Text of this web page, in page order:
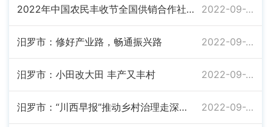
2022年中国农民丰收节全国供销合作社（湖南汨罗）主题日活动举行 2022-09-28
汨罗市：修好产业路，畅通振兴路 2022-09-28
汨罗市：小田改大田 丰产又丰村 2022-09-28
汨罗市：“川西早报”推动乡村治理走深走实 2022-09-28